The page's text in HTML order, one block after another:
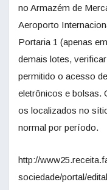
no Armazém de
Aeroporto
Portaria 1 (apenas
demais lotes,
permitido o acesso
eletrônicos e bolsas.
os localizados no
normal por período.
http://
sociedade/portal/